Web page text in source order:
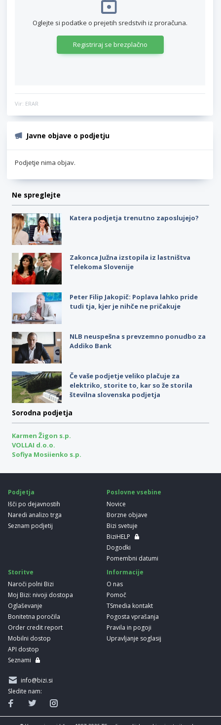
Oglejte si podatke o prejetih sredstvih iz proračuna.
Registriraj se brezplačno
Vir: ERAR
Javne objave o podjetju
Podjetje nima objav.
Ne spreglejte
Katera podjetja trenutno zaposlujejo?
Zakonca Južna izstopila iz lastništva
Telekoma Slovenije
Peter Filip Jakopič: Poplava lahko pride
tudi tja, kjer je nihče ne pričakuje
NLB neuspešna s prevzemno ponudbo za
Addiko Bank
Če vaše podjetje veliko plačuje za
elektriko, storite to, kar so že storila
številna slovenska podjetja
Sorodna podjetja
Karmen Žigon s.p.
VOLLAI d.o.o.
Sofiya Mosiienko s.p.
Podjetja
Išči po dejavnostih
Naredi analizo trga
Seznam podjetij
Poslovne vsebine
Novice
Borzne objave
Bizi svetuje
BiziHELP
Dogodki
Pomembni datumi
Storitve
Naroči polni Bizi
Moj Bizi: nivoji dostopa
Oglaševanje
Bonitetna poročila
Order credit report
Mobilni dostop
API dostop
Seznami
Informacije
O nas
Pomoč
TSmedia kontakt
Pogosta vprašanja
Pravila in pogoji
Upravljanje soglasij
info@bizi.si
Sledite nam: